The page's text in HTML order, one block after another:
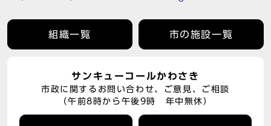
組織一覧 市の施設一覧
サンキューコールかわさき
市政に関するお問い合わせ、ご意見、ご相談
（午前8時から午後9時 年中無休）